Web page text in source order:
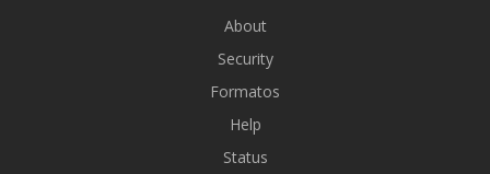
About
Security
Formatos
Help
Status